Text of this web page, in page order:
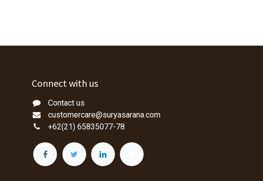
Connect with us
Contact us
customercare@suryasarana.com
+62(21) 65835077-78